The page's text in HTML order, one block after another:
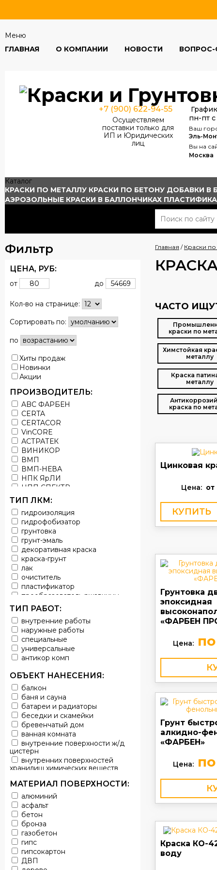
Меню
ГЛАВНАЯ
О КОМПАНИИ НОВОСТИ ВОПРОС-
пн-пт
Ваш
Эль-
Вы на
Москва
+7 (900) 622-94-55
Осуществляем
поставки только для
ИП и Юридических
лиц
Каталог
КРАСКИ ПО МЕТАЛЛУ КРАСКИ ПО БЕТОНУ ДОБАВКИ В
АЭРОЗОЛЬНЫЕ КРАСКИ В БАЛЛОНЧИКАХ
Фильтр
ЦЕНА, РУБ:
от до
Кол-во на странице:
Сортировать по:
по
Хиты продаж
Новинки
Акции
ПРОИЗВОДИТЕЛЬ:
ABC ФАРБЕН
CERTA
CERTACOR
VinCORE
АСТРАТЕК
ВИНИКОР
ВМП
ВМП-НЕВА
НПК ЯрЛИ
НПП СПЕКТР
НПФ ЭМАЛЬ
ТЕРМА
УРЕПЛЕН
ТИП ЛКМ:
гидроизоляция
гидрофобизатор
грунтовка
грунт-эмаль
декоративная краска
краска-грунт
лак
очиститель
пластификатор
преобразователь ржавчины
эмаль
Краска
Покрытие
грунт эмаль
защитное покрытие
ТИП РАБОТ:
внутренние работы
наружные работы
специальные
универсальные
антикор комп
ОБЪЕКТ НАНЕСЕНИЯ:
балкон
баня и сауна
батареи и радиаторы
беседки и скамейки
бревенчатый дом
ванная комната
внутренние поверхности ж/д
цистерн
внутренних поверхностей
хранилищ химических веществ
ворота
выхлопные системы
автомобилей
газопроводы
гараж
гидротехнические сооружения
городской транспорт
грузовые вагоны
двери металлические
детали двигателей
МАТЕРИАЛ ПОВЕРХНОСТИ:
алюминий
асфальт
бетон
бронза
газобетон
гипс
гипсокартон
ДВП
Главная / Краски
ЧАСТО
краски по
Химстойкая
металлу
Краска
металлу
краска по
Цинковая
Цена: от
КУПИТЬ
Грунтовка
эпоксидная
«ФАРБЕН
Цена:по
Грунт
алкидно-
«ФАРБЕН»
Цена:по
Краска КО-
воду